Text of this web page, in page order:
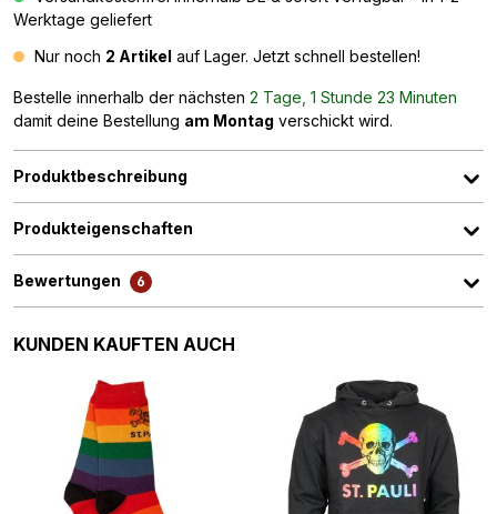
Werktage geliefert
Nur noch 2 Artikel auf Lager. Jetzt schnell bestellen!
Bestelle innerhalb der nächsten 2 Tage, 1 Stunde 23 Minuten
damit deine Bestellung am Montag verschickt wird.
Produktbeschreibung
Produkteigenschaften
Bewertungen 6
Produktgalerie überspringen
KUNDEN KAUFTEN AUCH